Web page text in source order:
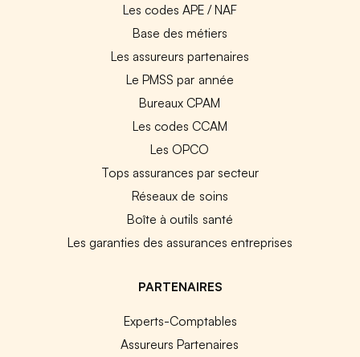
Les codes APE / NAF
Base des métiers
Les assureurs partenaires
Le PMSS par année
Bureaux CPAM
Les codes CCAM
Les OPCO
Tops assurances par secteur
Réseaux de soins
Boîte à outils santé
Les garanties des assurances entreprises
PARTENAIRES
Experts-Comptables
Assureurs Partenaires